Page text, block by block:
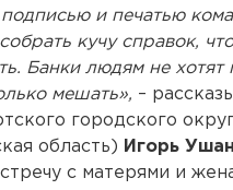
подписью и печатью
кучу справок,
Банки людям не хотят
мешать», –
городского
область) Игорь
с матерями и